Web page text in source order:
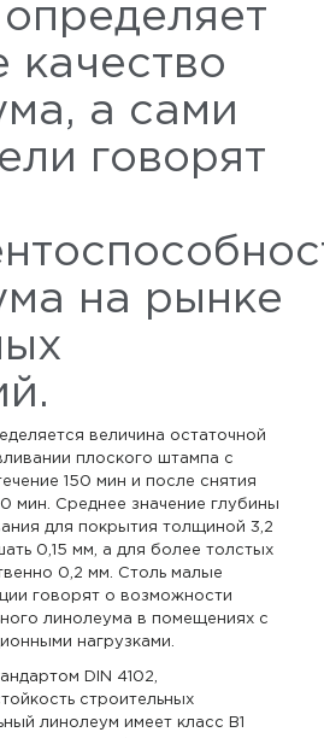
качество
а сами
говорят
на рынке
величина остаточной
плоского штампа с
150 мин и после снятия
мин. Среднее значение глубины
для покрытия толщиной 3,2
0,15 мм, а для более толстых
0,2 мм. Столь малые
говорят о возможности
линолеума в помещениях с
нагрузками.
DIN 4102,
строительных
линолеум имеет класс В1